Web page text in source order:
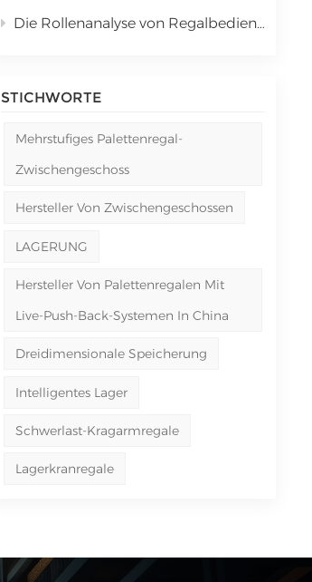
Die Rollenanalyse von Regalbediengeräten in automatisierten Lager- und Kommissioniersystemen (AS/RS)
STICHWORTE
Mehrstufiges Palettenregal-
Zwischengeschoss
Hersteller Von Zwischengeschossen
LAGERUNG
Hersteller Von Palettenregalen Mit
Live-Push-Back-Systemen In China
Dreidimensionale Speicherung
Intelligentes Lager
Schwerlast-Kragarmregale
Lagerkranregale